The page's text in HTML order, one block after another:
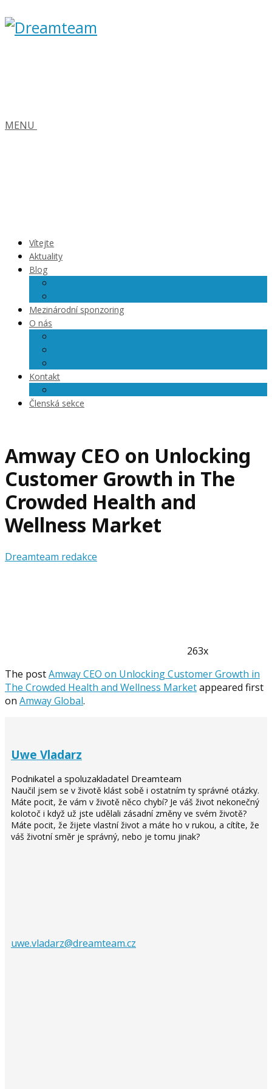
MENU
Vítejte
Aktuality
Blog
Mezinárodní sponzoring
O nás
Kontakt
Členská sekce
Amway CEO on Unlocking
Customer Growth in The
Crowded Health and
Wellness Market
Dreamteam redakce
263x
The postAmway CEO on Unlocking Customer Growth in
The Crowded Health and Wellness Marketappeared first
on Amway Global.
Uwe Vladarz
Podnikatel a spoluzakladatel Dreamteam
Naučil jsem se v životě klást sobě i ostatním ty správné otázky.
Máte pocit, že vám v životě něco chybí? Je váš život nekonečný
kolotoč i když už jste udělali zásadní změny ve svém životě?
Máte pocit, že žijete vlastní život a máte ho v rukou, a cítíte, že
váš životní směr je správný, nebo je tomu jinak?
uwe.vladarz@dreamteam.cz